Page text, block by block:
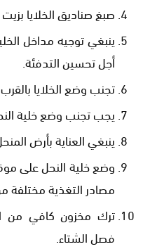
صبغ صناديق الخلايا بزيت
ينبغي توجيه مداخل
أجل تحسين التدفئة.
تجنب وضع الخلايا
يجب تجنب وضع خلية
ينبغي العناية بأرض
وضع خلية النحل على
مصادر التغذية مختلفة
ترك مخزون كافي من
فصل الشتاء.